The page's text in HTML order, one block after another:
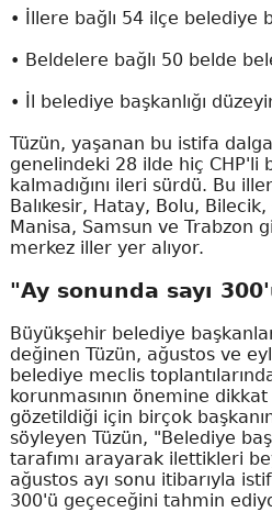
• İllere bağlı 54 ilçe belediye
• Beldelere bağlı 50 belde
• İl belediye başkanlığı
Tüzün, yaşanan bu istifa
genelindeki 28 ilde hiç CHP'li
kalmadığını ileri sürdü. Bu
Balıkesir, Hatay, Bolu,
Manisa, Samsun ve Trabzon
merkez iller yer alıyor.
"Ay sonunda sayı
Büyükşehir belediye
değinen Tüzün, ağustos ve
belediye meclis
korunmasının önemine
gözetildiği için birçok
söyleyen Tüzün, "Belediye
tarafımı arayarak ilettikleri
ağustos ayı sonu itibarıyla
300'ü geçeceğini tahmin